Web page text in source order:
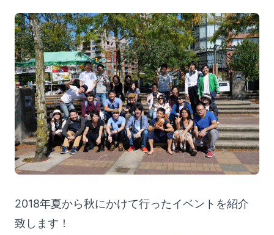
2018年夏から秋にかけて行ったイベントを紹介
致します！